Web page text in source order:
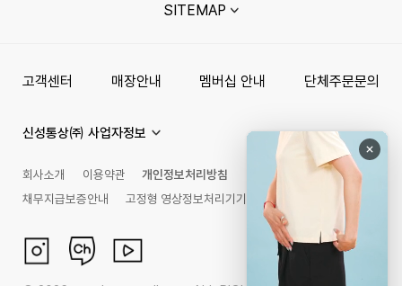
SITEMAP
고객센터 매장안내 멤버십 안내 단체주문문의
신성통상㈜ 사업자정보
회사소개 이용약관
개인정보처리방침
채무지급보증안내
고정형 영상정보처리기기 운영관리 방침